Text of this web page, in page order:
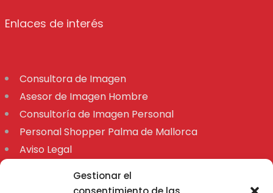
Gestionar el
Enlaces de interés
Consultora de Imagen
Asesor de Imagen Hombre
Consultoría de Imagen Personal
Personal Shopper Palma de Mallorca
Aviso Legal